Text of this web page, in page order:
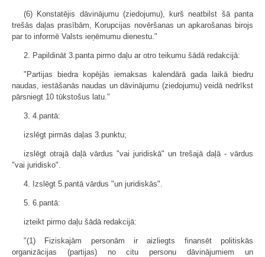
(6) Konstatējis dāvinājumu (ziedojumu), kurš neatbilst šā panta
trešās daļas prasībām, Korupcijas novēršanas un apkarošanas birojs
par to informē Valsts ieņēmumu dienestu."
2. Papildināt 3.panta pirmo daļu ar otro teikumu šādā redakcijā:
"Partijas biedra kopējās iemaksas kalendārā gada laikā biedru
naudas, iestāšanās naudas un dāvinājumu (ziedojumu) veidā nedrīkst
pārsniegt 10 tūkstošus latu."
3. 4.pantā:
izslēgt pirmās daļas 3.punktu;
izslēgt otrajā daļā vārdus "vai juridiskā" un trešajā daļā - vārdus
"vai juridisko".
4. Izslēgt 5.pantā vārdus "un juridiskās".
5. 6.pantā:
izteikt pirmo daļu šādā redakcijā:
"(1) Fiziskajām personām ir aizliegts finansēt politiskās
organizācijas (partijas) no citu personu dāvinājumiem un